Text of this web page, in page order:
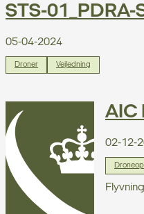
STS-01_PDRA-
05-04-2024
Droner Vejledning
AIC
02-12-